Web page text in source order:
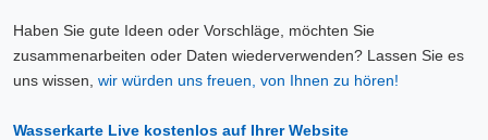
Haben Sie gute Ideen oder Vorschläge, möchten Sie
zusammenarbeiten oder Daten wiederverwenden? Lassen Sie es
uns wissen, wir würden uns freuen, von Ihnen zu hören!
Wasserkarte Live kostenlos auf Ihrer Website